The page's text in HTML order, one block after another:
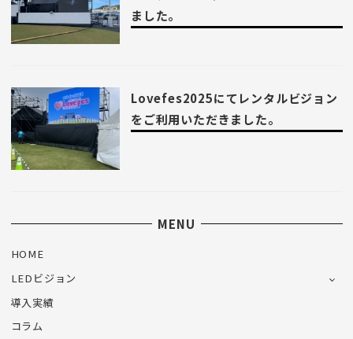
ました。
Lovefes2025にてレンタルビジョン
をご利用いただきました。
MENU
HOME
LEDビジョン
導入実績
コラム